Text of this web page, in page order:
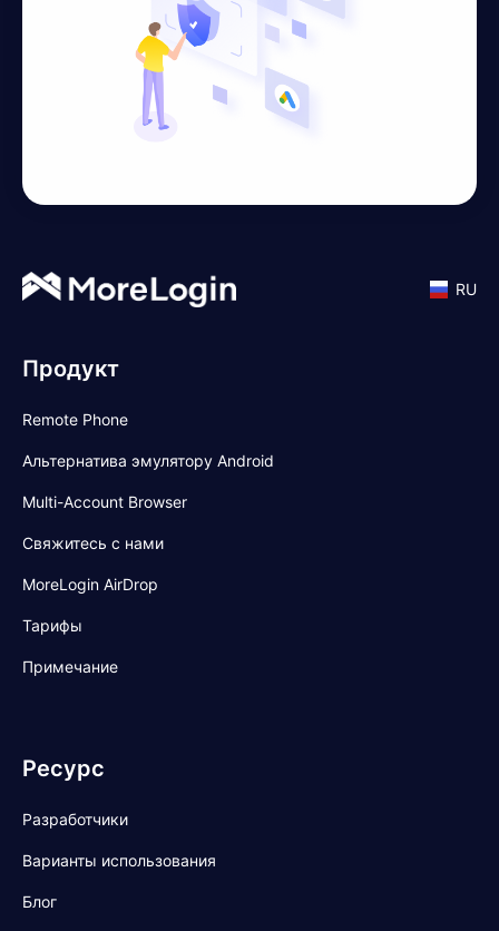
RU
Продукт
Remote Phone
Альтернатива эмулятору Android
Multi-Account Browser
Свяжитесь с нами
MoreLogin AirDrop
Тарифы
Примечание
Ресурс
Разработчики
Варианты использования
Блог